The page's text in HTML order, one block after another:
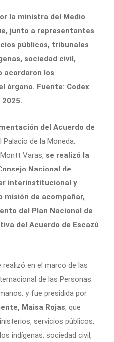
la ministra del Medio
junto a representantes
públicos, tribunales
sociedad civil,
acordaron los
órgano. Fuente: Codex
2025.
del Acuerdo de
Palacio de la Moneda,
Varas, se realizó la
Nacional de
interinstitucional y
de acompañar,
del Plan Nacional de
del Acuerdo de Escazú
en el marco de las
de las Personas
y fue presidida por
Maisa Rojas, que
servicios públicos,
indígenas, sociedad civil,